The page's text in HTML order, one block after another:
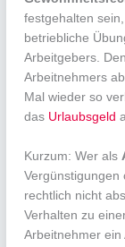
festgehalten
betriebliche
Arbeitgebers.
Arbeitnehmers
Mal wieder so
das Urlaubsgeld
Kurzum: Wer als
Vergünstigungen
rechtlich nicht
Verhalten zu
Arbeitnehmer